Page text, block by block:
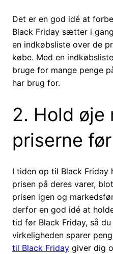
Det er en god idé at
Black Friday sætter i
en indkøbsliste over de
købe. Med en
bruge for mange penge
har brug for.
2. Hold øje
priserne
I tiden op til Black
prisen på deres varer,
prisen igen og
derfor en god idé at
tid før Black Friday, så
virkeligheden sparer
til Black Friday giver dig